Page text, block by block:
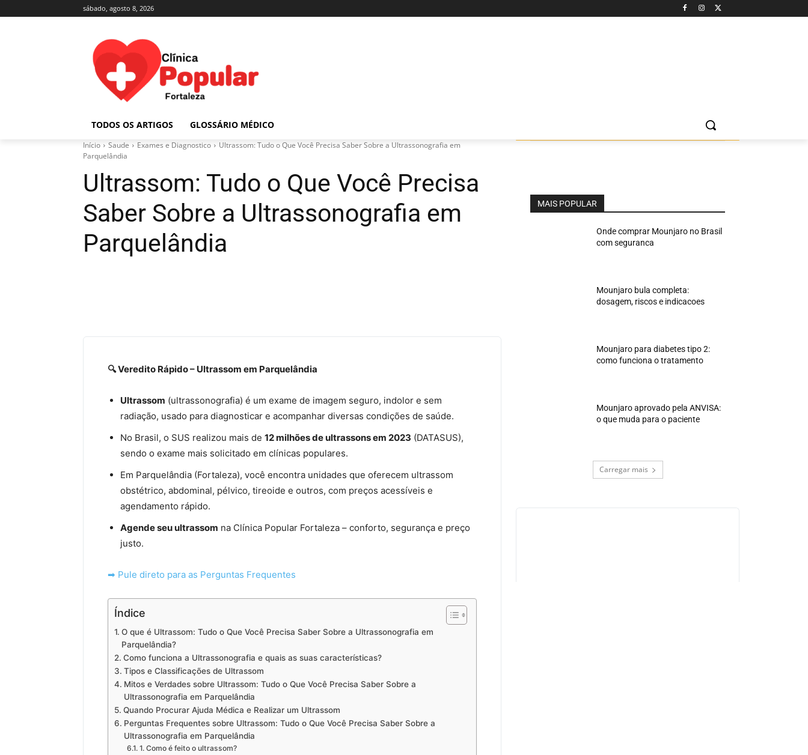
sábado, agosto 8, 2026
TODOS OS ARTIGOS GLOSSÁRIO MÉDICO
Início Saude Exames e Diagnostico
Ultrassom: Tudo o Que Você Precisa Saber Sobre a Ultrassonografia em
Parquelândia
Ultrassom: Tudo o Que Você Precisa
Saber Sobre a Ultrassonografia em
Parquelândia
🔍 Veredito Rápido – Ultrassom em Parquelândia
Ultrassom (ultrassonografia) é um exame de imagem seguro, indolor e sem
radiação, usado para diagnosticar e acompanhar diversas condições de saúde.
No Brasil, o SUS realizou mais de 12 milhões de ultrassons em 2023 (DATASUS),
sendo o exame mais solicitado em clínicas populares.
Em Parquelândia (Fortaleza), você encontra unidades que oferecem ultrassom
obstétrico, abdominal, pélvico, tireoide e outros, com preços acessíveis e
agendamento rápido.
Agende seu ultrassom na Clínica Popular Fortaleza – conforto, segurança e preço
justo.
➡ Pule direto para as Perguntas Frequentes
Índice
O que é Ultrassom: Tudo o Que Você Precisa Saber Sobre a Ultrassonografia em
Parquelândia?
Como funciona a Ultrassonografia e quais as suas características?
Tipos e Classificações de Ultrassom
Mitos e Verdades sobre Ultrassom: Tudo o Que Você Precisa Saber Sobre a
Ultrassonografia em Parquelândia
Quando Procurar Ajuda Médica e Realizar um Ultrassom
Perguntas Frequentes sobre Ultrassom: Tudo o Que Você Precisa Saber Sobre a
Ultrassonografia em Parquelândia
1. Como é feito o ultrassom?
MAIS POPULAR
Onde comprar Mounjaro no Brasil
com seguranca
Mounjaro bula completa:
dosagem, riscos e indicacoes
Mounjaro para diabetes tipo 2:
como funciona o tratamento
Mounjaro aprovado pela ANVISA:
o que muda para o paciente
Carregar mais